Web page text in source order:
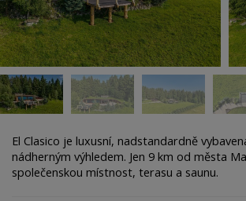
El Clasico je luxusní, nadstandardně
nádherným výhledem. Jen 9 km od města
společenskou místnost, terasu a saunu.